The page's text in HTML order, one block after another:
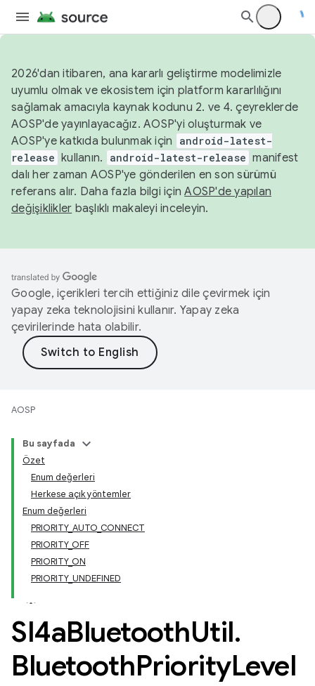
2026'dan itibaren, ana kararlı geliştirme modelimizle
uyumlu olmak ve ekosistem için platform kararlılığını
sağlamak amacıyla kaynak kodunu 2. ve 4. çeyreklerde
AOSP'de yayınlayacağız. AOSP'yi oluşturmak ve
AOSP'ye katkıda bulunmak için
android-latest-
release kullanın. android-latest-release manifest
dalı her zaman AOSP'ye gönderilen en son sürümü
referans alır. Daha fazla bilgi içinAOSP'de yapılan
değişiklikler başlıklı makaleyi inceleyin.
Google, içerikleri tercih ettiğiniz dile çevirmek için
yapay zeka teknolojisini kullanır. Yapay zeka
çevirilerinde hata olabilir.
AOSP
Bu sayfada
Özet
Enum değerleri
Herkese açık yöntemler
Enum değerleri
PRIORITY_AUTO_CONNECT
PRIORITY_OFF
PRIORITY_ON
PRIORITY_UNDEFINED
Sl4aBluetoothUtil.
BluetoothPriorityLevel